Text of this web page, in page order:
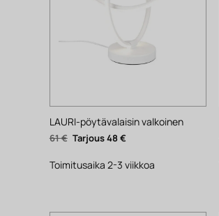
LAURI-pöytävalaisin valkoinen
61€ Alkuperäinen
hinta
61 €.
48 €Nykyinen
hinta
48 €.
Toimitusaika 2-3 viikkoa